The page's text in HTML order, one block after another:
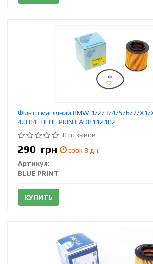
Фільтр масляний BMW 1/2/3/4/5/6/7/X1/
4.0 04- BLUE PRINT ADB112102
0 отзывов
290 грн
срок 3 дн.
Артикул:
BLUE PRINT
КУПИТЬ